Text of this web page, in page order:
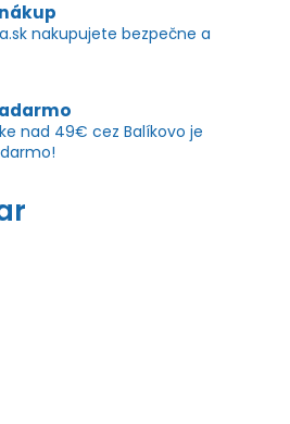
nakupujete bezpečne a
nad 49€ cez Balíkovo je